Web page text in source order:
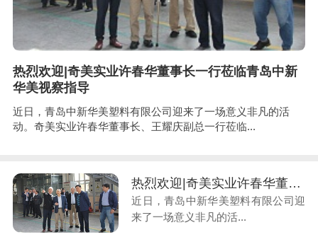
热烈欢迎|奇美实业许春华董事长一行莅临青岛中新
华美视察指导
近日，青岛中新华美塑料有限公司迎来了一场意义非凡的活
动。奇美实业许春华董事长、王耀庆副总一行莅临...
热烈欢迎|奇美实业许春华董事长一行莅临青岛中新华美视察指导
近日，青岛中新华美塑料有限公司迎
来了一场意义非凡的活...